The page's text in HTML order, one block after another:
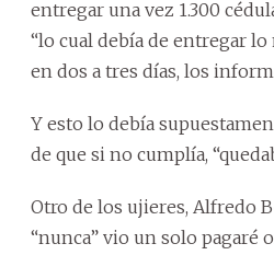
entregar una vez 1.300
“lo cual debía de entregar
en dos a tres días, los
Y esto lo debía
de que si no cumplía,
Otro de los ujieres, Alfredo
“nunca” vio un solo pagaré